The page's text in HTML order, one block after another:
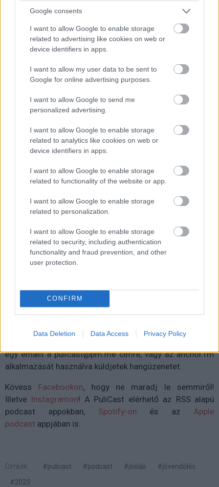
Google consents
I want to allow Google to enable storage
related to advertising like cookies on web or
device identifiers in apps.
I want to allow my user data to be sent to
Google for online advertising purposes.
I want to allow Google to send me
personalized advertising.
I want to allow Google to enable storage
related to analytics like cookies on web or
device identifiers in apps.
I want to allow Google to enable storage
related to functionality of the website or app.
I want to allow Google to enable storage
related to personalization.
I want to allow Google to enable storage
related to security, including authentication
functionality and fraud prevention, and other
user protection.
CONFIRM
Data Deletion Data Access Privacy Policy
podcastjének legújabb adásában a jól megszokott
hírkibeszéléstől eltérően Tamás és Zsombor a 2023-as
premierekről csevegtek, illetve tippelték meg, hogy hova
is helyezzük a lécet egy várt, vagy kevésbé várt film
Az itt elhangzó pontszámok és bevételek az év végén
visszaköszönnek, amikor a srácoknak szembesülniük
kell, mi valósult meg a jövendöléseikből.
A jóslásos adásban először a blockbustereket vette
szemügyre az összeszokott duó, de miután csak ez a
szegmens másfél órára sikeredett, úgy döntöttünk, hogy
kettévesszük az adást, ezért a kisebb volumenű, illetve
indie filmek tárgyalása jövőhéten fog érkezni.
egy emailt a pulicast@pm.me címre, vagy az anchor.fm
alkalmazását használva küldjetek hangüzenetet.
Kövess Facebookon, hogy ne maradj le semmiről!
Illetve Instagramon! A PuliCast elérhető az RSS alapú
podcast appokban,
Spotify-on és az
Apple
podcast appjában is.
Címkék: #pulicast #podcast #jóslás
#jövendölés
#2023